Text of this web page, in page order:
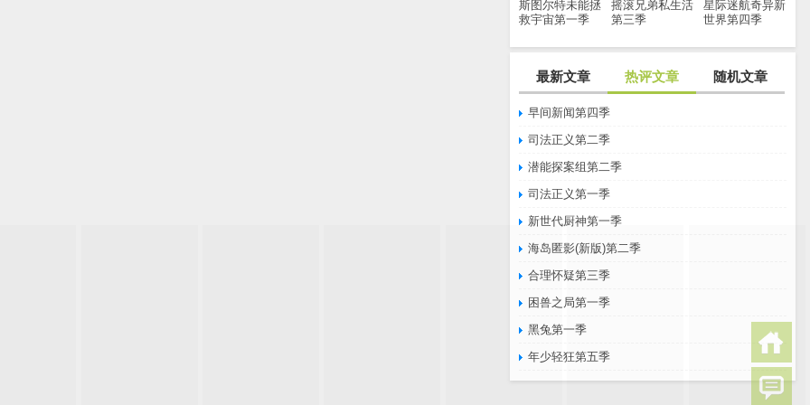
斯图尔特未能拯
救宇宙第一季
摇滚兄弟私生活
第三季
星际迷航奇异新
世界第四季
最新文章 热评文章 随机文章
早间新闻第四季
司法正义第二季
潜能探案组第二季
司法正义第一季
新世代厨神第一季
海岛匿影(新版)第二季
合理怀疑第三季
困兽之局第一季
黑兔第一季
年少轻狂第五季